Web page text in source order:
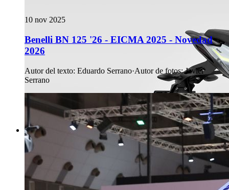
10 nov 2025
Benelli BN 125 '26 - EICMA 2025 - Novedad
2026
Autor del texto: Eduardo Serrano·Autor de fotos: Javier
Serrano